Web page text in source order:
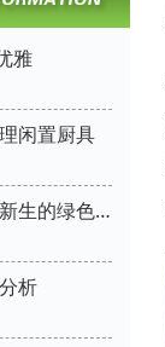
雅
闲置厨具
厨房设备回收企业：让闲置资源焕发新生的绿色力量
析